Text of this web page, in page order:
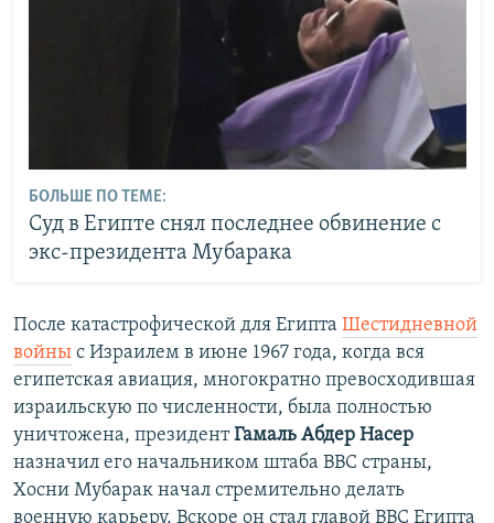
БОЛЬШЕ ПО ТЕМЕ:
Суд в Египте снял последнее обвинение с
экс-президента Мубарака
После катастрофической для Египта Шестидневной
войны с Израилем в июне 1967 года, когда вся
египетская авиация, многократно превосходившая
израильскую по численности, была полностью
уничтожена, президентГамаль Абдер Насер
назначил его начальником штаба ВВС страны,
Хосни Мубарак начал стремительно делать
военную карьеру. Вскоре он стал главой ВВС Египта